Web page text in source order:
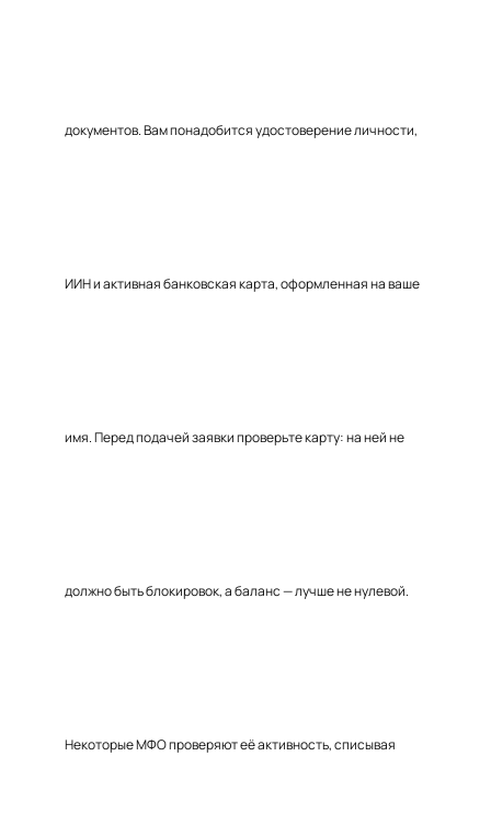
документов. Вам понадобится удостоверение личности,
ИИН и активная банковская карта, оформленная на ваше
имя. Перед подачей заявки проверьте карту: на ней не
должно быть блокировок, а баланс — лучше не нулевой.
Некоторые МФО проверяют её активность, списывая